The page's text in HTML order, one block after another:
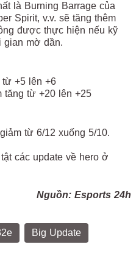
là Burning Barrage của
Spirit, v.v. sẽ tăng thêm
được thực hiện nếu kỹ
gian mờ dần.
từ +5 lên +6
tăng từ +20 lên +25
từ 6/12 xuống 5/10.
các update về hero ở
Nguồn: Esports 24h
Big Update